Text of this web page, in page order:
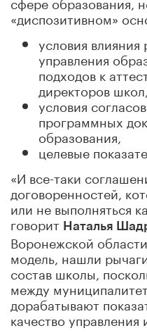
«диспозитивном»
условия
управления
подходов к
директоров школ,
условия
программных
образования,
целевые
«И все-таки
договоренностей,
или не выполняться
говорит Наталья
Воронежской
модель, нашли
состав школы,
между
дорабатывают
качество управления